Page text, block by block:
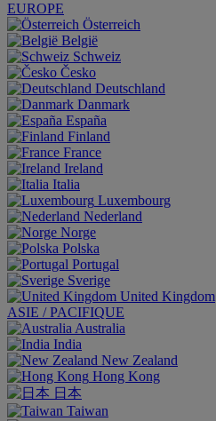
EUROPE
Österreich
België
Schweiz
Česko
Deutschland
Danmark
España
Finland
France
Ireland
Italia
Luxembourg
Nederland
Norge
Polska
Portugal
Sverige
United Kingdom
ASIE / PACIFIQUE
Australia
India
New Zealand
Hong Kong
日本
Taiwan